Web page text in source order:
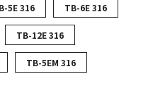
5E 316 TB-6E 316
TB-12E 316
TB-5EM 316